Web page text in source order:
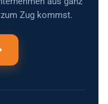
Zug kommst.